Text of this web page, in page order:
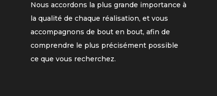
Nous accordons la plus grande importance à
la qualité de chaque réalisation, et vous
accompagnons de bout en bout, afin de
comprendre le plus précisément possible
ce que vous recherchez.